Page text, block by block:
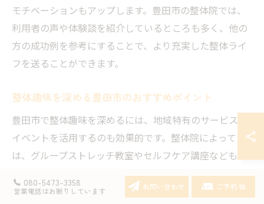
モチベーションもアップします。豊田市の整体院では、
利用者の声や体験談を紹介しているところも多く、他の
方の成功例を参考にすることで、より充実した整体ライ
フを送ることができます。
整体趣味を深める豊田市のおすすめポイント
豊田市で整体趣味を深めるには、地域特有のサービスや
イベントを活用するのも効果的です。整体院によって
は、グループストレッチ教室やセルフケア講座なども開
催されており、参加することで知識や技術をさらに深め
ることができます。仲間と一緒に楽しむことで、継続の
080-5473-3358
営業電話はお断りしています
お問い合わせ ご予約